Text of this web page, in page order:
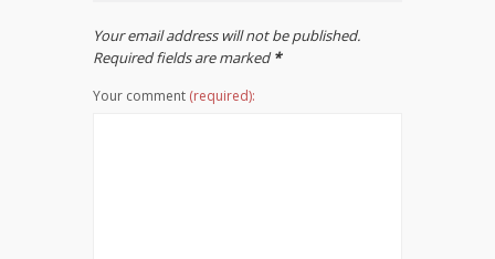
Your email address will not be published.
Required fields are marked*
Your comment (required):